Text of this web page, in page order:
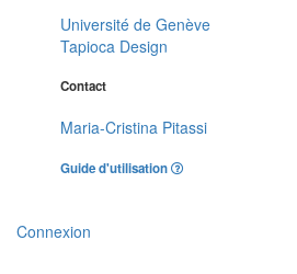
Université de Genève
Tapioca Design
Contact
Maria-Cristina Pitassi
Guide d'utilisation
Connexion